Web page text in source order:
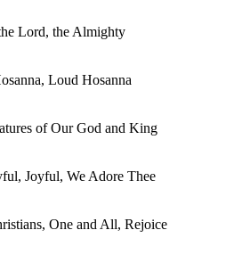
Lord, the Almighty
Loud Hosanna
of Our God and King
Joyful, We Adore Thee
One and All, Rejoice